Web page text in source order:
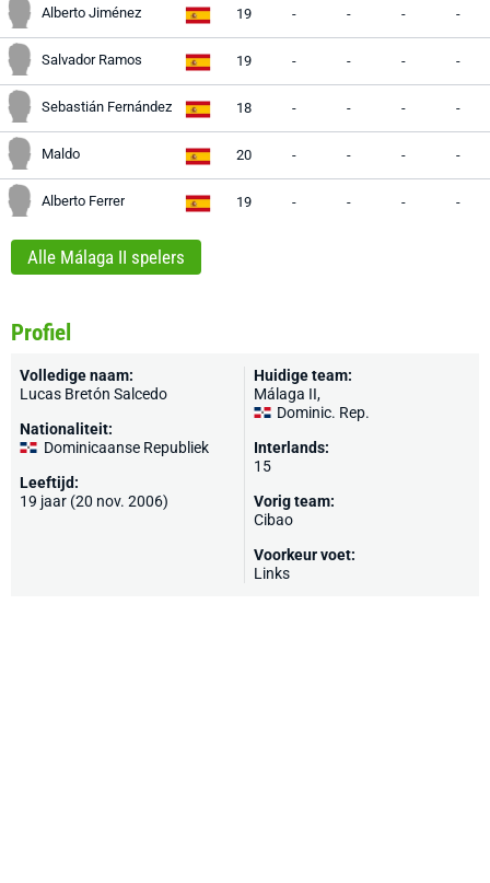
Alberto Jiménez 19 - - - -
Salvador Ramos 19 - - - -
Sebastián Fernández 18 - - - -
Maldo 20 - - - -
Alberto Ferrer 19 - - - -
Alle Málaga II spelers
Profiel
Volledige naam:
Lucas Bretón Salcedo
Nationaliteit:
Dominicaanse Republiek
Leeftijd:
19 jaar (20 nov. 2006)
Huidige team:
Málaga II,
Dominic. Rep.
Interlands:
15
Vorig team:
Cibao
Voorkeur voet:
Links